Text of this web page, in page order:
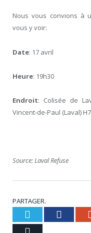
Nous vous convions à
vous y voir:
Date: 17 avril
Heure: 19h30
Endroit: Colisée de
Vincent-de-Paul (Laval)
Source: Laval Refuse
PARTAGER.
Twitter